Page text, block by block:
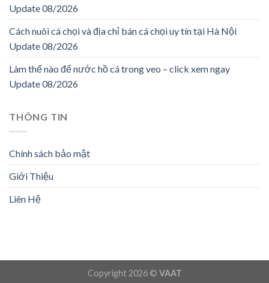
Update 08/2026
Cách nuôi cá chọi và địa chỉ bán cá chọi uy tín tại Hà Nội
Update 08/2026
Làm thế nào để nước hồ cá trong veo – click xem ngay
Update 08/2026
THÔNG TIN
Chính sách bảo mật
Giới Thiệu
Liên Hệ
Copyright 2026 © VAAT